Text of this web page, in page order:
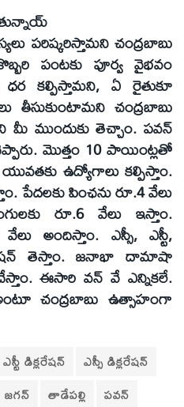
పరిష్కరిస్తామని చంద్రబాబు
పంటకు పూర్వ వైభవం
కల్పిస్తామని, ఏ రైతుకూ
తీసుకుంటామని చంద్రబాబు
మీ ముందుకు తెచ్చాం. పవన్‌
మొత్తం 10 పాయింట్లతో
ఉద్యోగాలు కల్పిస్తాం.
పేదలకు పింఛను రూ.4 వేలు
రూ.6 వేలు ఇస్తాం.
అందిస్తాం. ఎస్సీ, ఎస్టీ,
తెస్తాం. జనాభా దామాషా
ఈసారి వన్‌ వే ఎన్నికలే.
చంద్రబాబు ఉత్సాహంగా
ఎస్టీ డిక్లరేషన్‌
ఎస్సీ డిక్లరేషన్‌
జగన్‌ తాడేపల్లి
పవన్‌